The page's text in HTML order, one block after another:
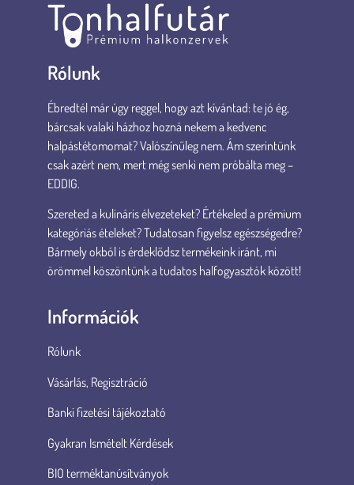
Rólunk
Ébredtél már úgy reggel, hogy azt kívántad: te jó ég,
bárcsak valaki házhoz hozná nekem a kedvenc
halpástétomomat? Valószínűleg nem. Ám szerintünk
csak azért nem, mert még senki nem próbálta meg –
EDDIG.
Szereted a kulináris élvezeteket? Értékeled a prémium
kategóriás ételeket? Tudatosan figyelsz egészségedre?
Bármely okból is érdeklődsz termékeink iránt, mi
örömmel köszöntünk a tudatos halfogyasztók között!
Információk
Rólunk
Vásárlás, Regisztráció
Banki fizetési tájékoztató
Gyakran Ismételt Kérdések
BIO terméktanúsítványok